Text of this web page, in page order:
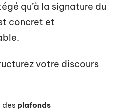
qu’à la signature du
concret et
votre discours
des plafonds